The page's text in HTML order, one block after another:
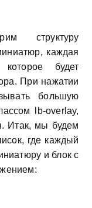
структуру
каждая
будет
При нажатии
большую
lb-overlay,
Итак, мы будем
где каждый
и блок с